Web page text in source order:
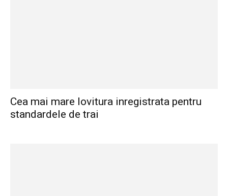
Cea mai mare lovitura inregistrata pentru
standardele de trai